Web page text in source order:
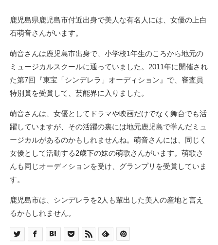
鹿児島県鹿児島市付近出身で美人な有名人には、女優の上白
石萌音さんがいます。
萌音さんは鹿児島市出身で、小学校1年生のころから地元の
ミュージカルスクールに通っていました。2011年に開催され
た第7回『東宝「シンデレラ」オーディション』で、審査員
特別賞を受賞して、芸能界に入りました。
萌音さんは、女優としてドラマや映画だけでなく舞台でも活
躍していますが、その活躍の裏には地元鹿児島で学んだミュ
ージカルがあるのかもしれませんね。萌音さんには、同じく
女優として活動する2歳下の妹の萌歌さんがいます。萌歌さ
んも同じオーディションを受け、グランプリを受賞していま
す。
鹿児島市は、シンデレラを2人も輩出した美人の産地と言え
るかもしれません。